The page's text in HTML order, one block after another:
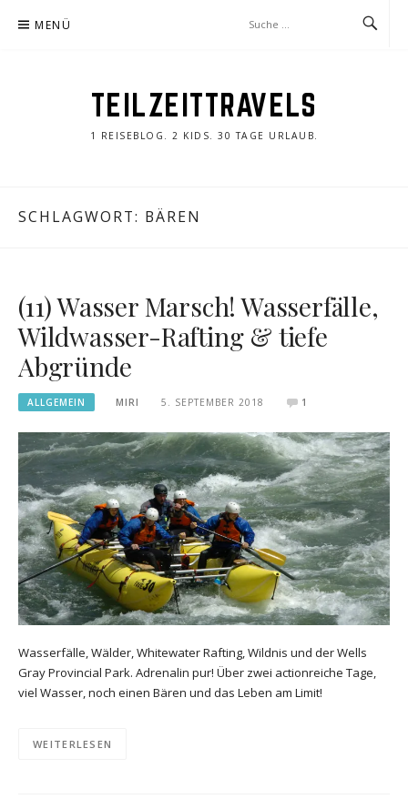
Inhalt MENÜ
TEILZEITTRAVELS
1 REISEBLOG. 2 KIDS. 30 TAGE URLAUB.
SCHLAGWORT: BÄREN
(11) Wasser Marsch! Wasserfälle,
Wildwasser-Rafting & tiefe
Abgründe
ALLGEMEIN MIRI 5. SEPTEMBER 2018 1
Wasserfälle, Wälder, Whitewater Rafting, Wildnis und der Wells
Gray Provincial Park. Adrenalin pur! Über zwei actionreiche Tage,
viel Wasser, noch einen Bären und das Leben am Limit!
WEITERLESEN